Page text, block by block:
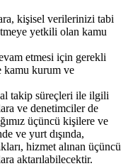
kişisel verilerinizi tabi
yetkili olan kamu
etmesi için gerekli
kamu kurum ve
takip süreçleri ile ilgili
ve denetimciler de
üçüncü kişilere ve
ve yurt dışında,
hizmet alınan üçüncü
aktarılabilecektir.